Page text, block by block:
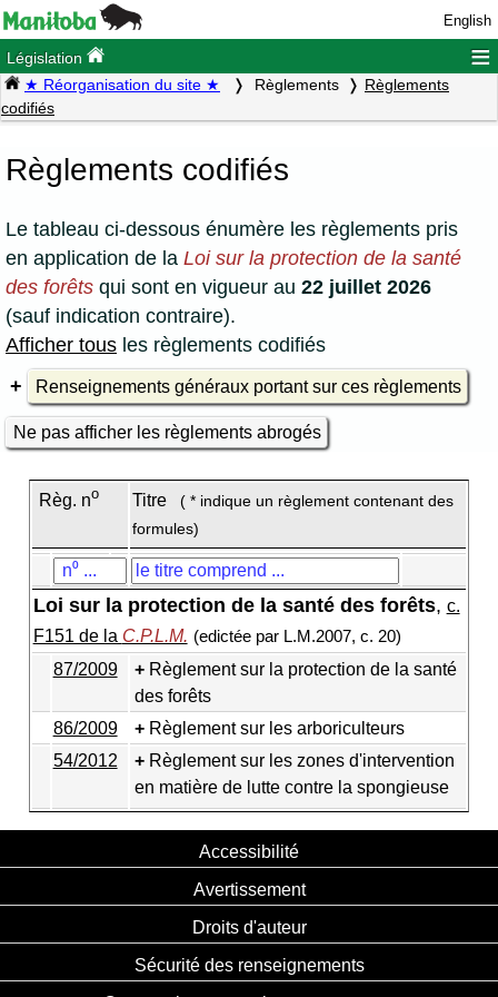
English
Législation ≡
★ Réorganisation du site ★ Règlements
Règlements
codifiés
Règlements codifiés
Le tableau ci-dessous énumère les règlements pris
en application de la Loi sur la protection de la santé
des forêts qui sont en vigueur au 22 juillet 2026
(sauf indication contraire).
Afficher tous les règlements codifiés
Renseignements généraux portant sur ces règlements
Ne pas afficher les règlements abrogés
Règ. no Titre
( * indique un règlement contenant des
formules)
Loi sur la protection de la santé des forêts, c.
F151 de la C.P.L.M. (edictée par L.M.2007, c. 20)
87/2009
Règlement sur la protection de la santé
des forêts
86/2009
Règlement sur les arboriculteurs
54/2012
Règlement sur les zones d'intervention
en matière de lutte contre la spongieuse
Accessibilité
Avertissement
Droits d'auteur
Sécurité des renseignements